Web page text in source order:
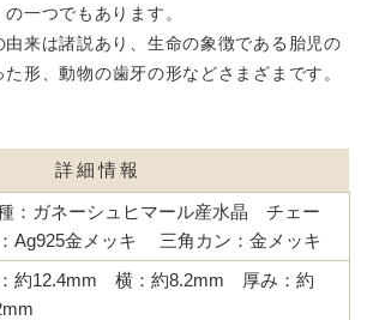
一つでもあります。
由来は諸説あり、生命の象徴である胎児の
形、動物の歯牙の形などさまざまです。
詳細情報
：ガネーシュヒマール産水晶 チェー
Ag925金メッキ 三角カン：金メッキ
約12.4mm 横：約8.2mm 厚み：約